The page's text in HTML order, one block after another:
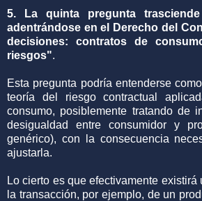
5. La quinta pregunta
adentrándose en el Derecho del
decisiones: contratos de
riesgos".
Esta pregunta podría entenderse
teoría del riesgo contractual
consumo, posiblemente tratando de
desigualdad entre consumidor y
genérico), con la consecuencia
ajustarla.
Lo cierto es que efectivamente existirá
la transacción, por ejemplo, de un